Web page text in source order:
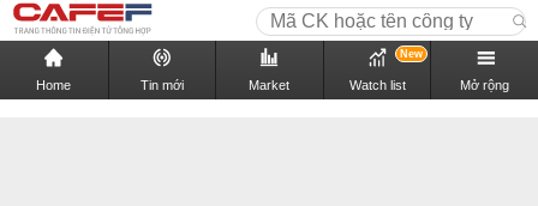
Home Tin mới Market Watch list
New
Mở rộng